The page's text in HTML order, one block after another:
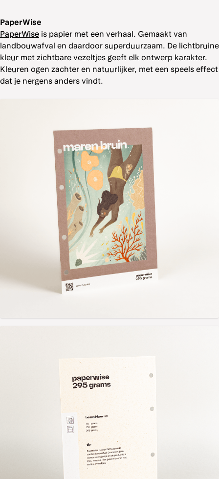
PaperWise
PaperWise is papier met een verhaal. Gemaakt van
landbouwafval en daardoor superduurzaam. De lichtbruine
kleur met zichtbare vezeltjes geeft elk ontwerp karakter.
Kleuren ogen zachter en natuurlijker, met een speels effect
dat je nergens anders vindt.